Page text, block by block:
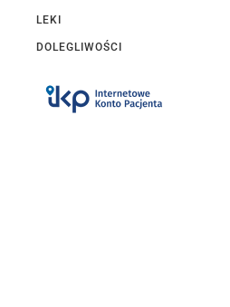
LEKI
DOLEGLIWOŚCI